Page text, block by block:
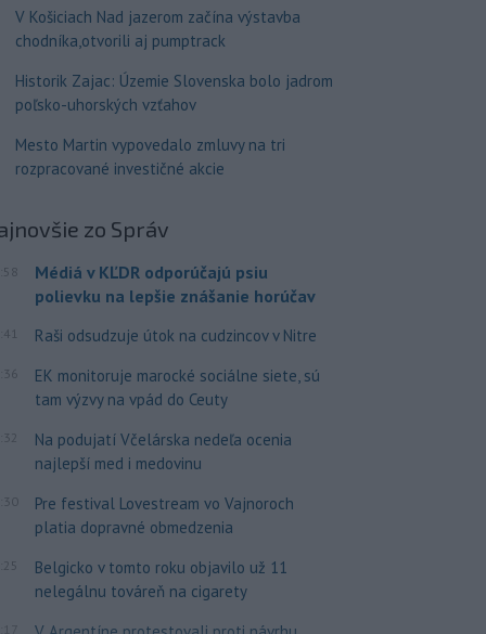
V Košiciach Nad jazerom začína výstavba
chodníka,otvorili aj pumptrack
Historik Zajac: Územie Slovenska bolo jadrom
poľsko-uhorských vzťahov
Mesto Martin vypovedalo zmluvy na tri
rozpracované investičné akcie
zo Správ
Médiá v KĽDR odporúčajú psiu
polievku na lepšie znášanie horúčav
Raši odsudzuje útok na cudzincov v Nitre
EK monitoruje marocké sociálne siete, sú
tam výzvy na vpád do Ceuty
Na podujatí Včelárska nedeľa ocenia
najlepší med i medovinu
Pre festival Lovestream vo Vajnoroch
platia dopravné obmedzenia
Belgicko v tomto roku objavilo už 11
nelegálnu továreň na cigarety